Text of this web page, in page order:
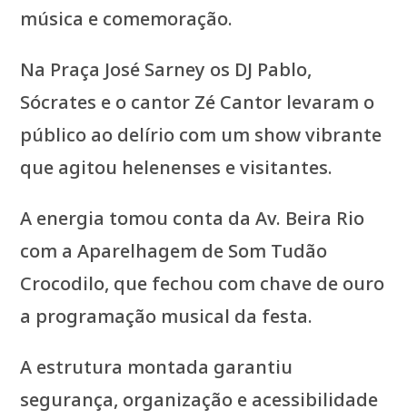
música e comemoração.
Na Praça José Sarney os DJ Pablo,
Sócrates e o cantor Zé Cantor levaram o
público ao delírio com um show vibrante
que agitou helenenses e visitantes.
A energia tomou conta da Av. Beira Rio
com a Aparelhagem de Som Tudão
Crocodilo, que fechou com chave de ouro
a programação musical da festa.
A estrutura montada garantiu
segurança, organização e acessibilidade